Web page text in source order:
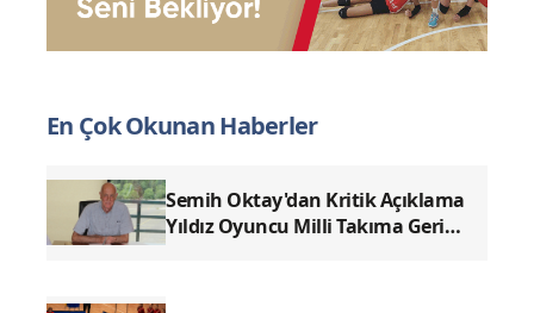
En Çok Okunan Haberler
Semih Oktay'dan Kritik Açıklama
Yıldız Oyuncu Milli Takıma Geri